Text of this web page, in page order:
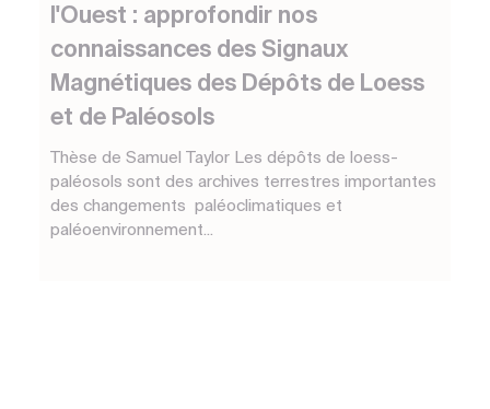
l'Ouest : approfondir nos
connaissances des Signaux
Magnétiques des Dépôts de Loess
et de Paléosols
Thèse de Samuel Taylor Les dépôts de loess-
paléosols sont des archives terrestres importantes
des changements paléoclimatiques et
paléoenvironnement...